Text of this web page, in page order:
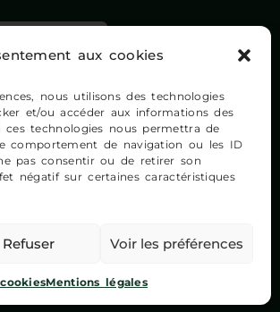
aux cookies
nous utilisons des technologies
et/ou accéder aux informations des
technologies nous permettra de
comportement de navigation ou les ID
pas consentir ou de retirer son
négatif sur certaines caractéristiques
Refuser Voir les préférences
Mentions légales